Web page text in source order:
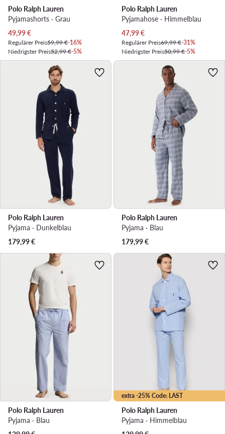
Polo Ralph Lauren
Pyjamashorts · Grau
Aktueller Preis
49,99€
Regulärer Preis59,99 €-16%
Niedrigster Preis52,99 €-5%
Polo Ralph Lauren
Pyjamahose · Himmelblau
Aktueller Preis
47,99€
Regulärer Preis69,99 €-31%
Niedrigster Preis50,99 €-5%
Polo Ralph Lauren
Pyjama · Dunkelblau
179,99€
Polo Ralph Lauren
Pyjama · Blau
179,99€
Polo Ralph Lauren
Pyjama · Blau
extra -25% Code: LAST
Polo Ralph Lauren
Pyjama · Himmelblau